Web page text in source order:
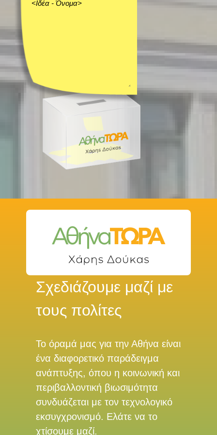
Σχεδιάζουμε μαζί με
τους πολίτες
Το όραμά μας για την Αθήνα είναι
ένα διαφορετικό παράδειγμα
ανάπτυξης, όπου η κοινωνική και
περιβαλλοντική βιωσιμότητα
συνδυάζεται με τον τεχνολογικό
εκσυγχρονισμό. Ελάτε να το
χτίσουμε μαζί.